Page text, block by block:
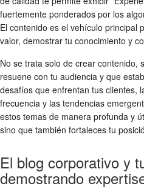
fuertemente ponderados por los
El contenido es el vehículo principal
valor, demostrar tu conocimiento y
No se trata solo de crear contenido,
resuene con tu audiencia y que
desafíos que enfrentan tus clientes,
frecuencia y las tendencias
estos temas de manera profunda y
sino que también fortaleces tu
El blog corporativo y
demostrando